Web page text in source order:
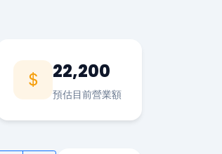
22,200
預估目前營業額